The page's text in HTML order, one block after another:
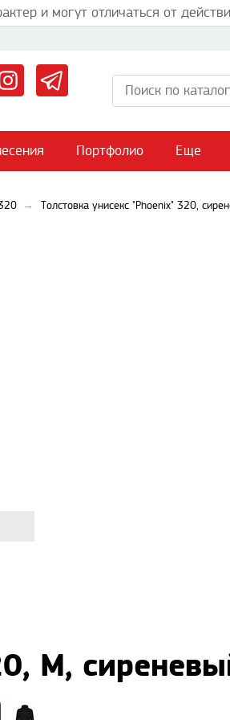
и могут отличаться от
Портфолио Еще
Толстовка унисекс "Phoenix" 320,
M,